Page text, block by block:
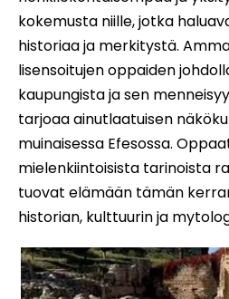
kokemusta niille, jotka
historiaa ja merkitystä.
lisensoitujen oppaiden
kaupungista ja sen
tarjoaa ainutlaatuisen
muinaisessa Efesossa.
mielenkiintoisista tarinoista
tuovat elämään tämän
historian, kulttuurin ja